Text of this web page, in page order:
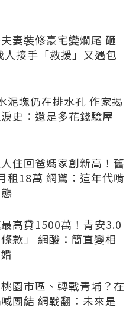
妻裝修豪宅變爛尾 砸
人接手「救援」又遇包
泥塊仍在排水孔 作家揭
史：還是多花錢驗屋
住回爸媽家創新高！舊
租18萬 網驚：這年代啃
高貸1500萬！青安3.0
款」 網酸：簡直變相
園市區、轉戰青埔？在
團結 網戰翻：未來是